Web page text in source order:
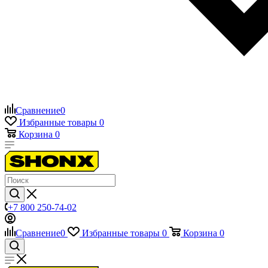
Сравнение0
Избранные товары 0
Корзина 0
+7 800 250-74-02
Сравнение0 Избранные товары 0 Корзина 0